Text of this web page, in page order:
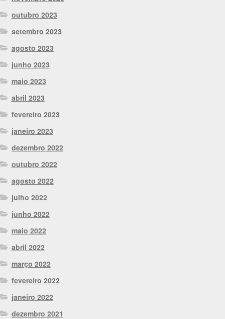
outubro 2023
setembro 2023
agosto 2023
junho 2023
maio 2023
abril 2023
fevereiro 2023
janeiro 2023
dezembro 2022
outubro 2022
agosto 2022
julho 2022
junho 2022
maio 2022
abril 2022
março 2022
fevereiro 2022
janeiro 2022
dezembro 2021